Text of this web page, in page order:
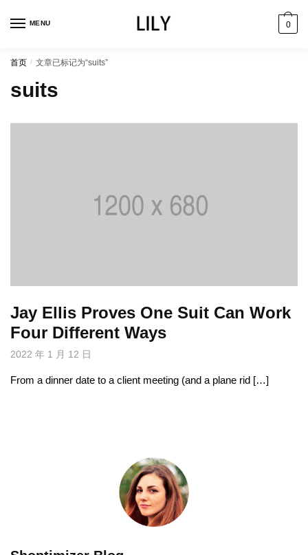
MENU 0
首页 / 文章已标记为“suits”
suits
Jay Ellis Proves One Suit Can Work
Four Different Ways
2022 年 1 月 12 日
From a dinner date to a client meeting (and a plane rid […]